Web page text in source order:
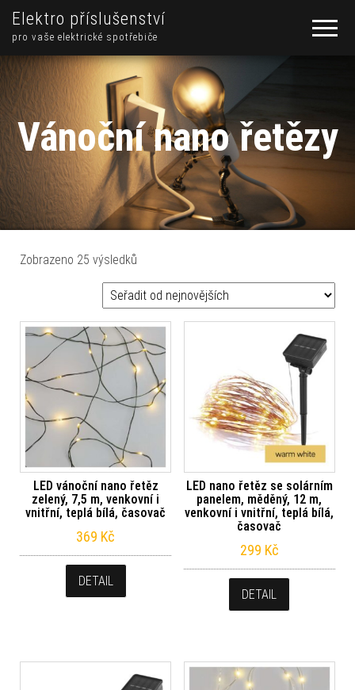
Elektro příslušenství
pro vaše elektrické spotřebiče
Vánoční nano řetězy
Zobrazeno 25 výsledků
LED vánoční nano řetěz
zelený, 7,5 m, venkovní i
vnitřní, teplá bílá, časovač
369 Kč
DETAIL
LED nano řetěz se solárním
panelem, měděný, 12 m,
venkovní i vnitřní, teplá bílá,
časovač
299 Kč
DETAIL